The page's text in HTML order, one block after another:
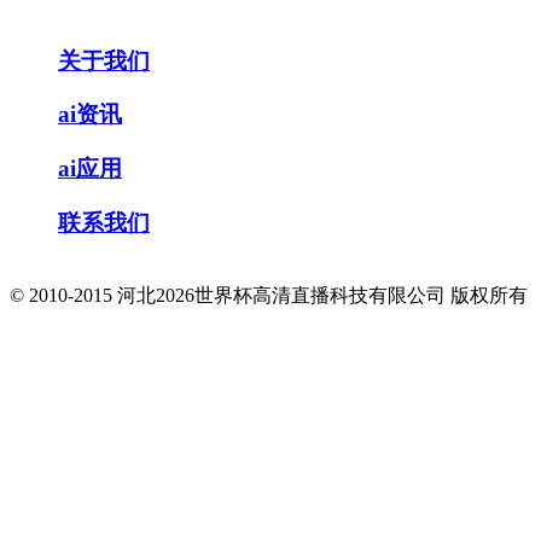
关于我们
ai资讯
ai应用
联系我们
© 2010-2015 河北2026世界杯高清直播科技有限公司 版权所有